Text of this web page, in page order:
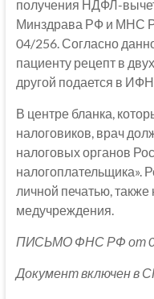
получения НДФЛ-
Минздрава РФ и МНС
04/256. Согласно
пациенту рецепт в
другой подается в
В центре бланка,
налоговиков, врач
налоговых органов
налогоплательщика».
личной печатью, также
медучреждения.
ПИСЬМО ФНС РФ от
Документ включен в